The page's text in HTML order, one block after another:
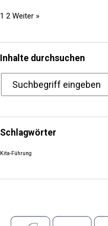
1 2 Weiter »
Inhalte durchsuchen
Schlagwörter
Kita-Führung